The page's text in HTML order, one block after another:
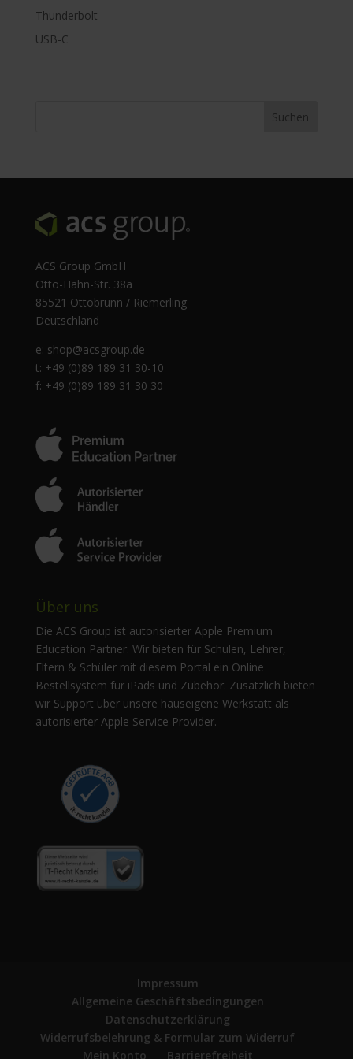
Thunderbolt
USB-C
ACS Group GmbH
Otto-Hahn-Str. 38a
85521 Ottobrunn / Riemerling
Deutschland
e: shop@acsgroup.de
t: +49 (0)89 189 31 30-10
f: +49 (0)89 189 31 30 30
Über uns
Die ACS Group ist autorisierter Apple Premium
Education Partner. Wir bieten für Schulen, Lehrer,
Eltern & Schüler mit diesem Portal ein Online
Bestellsystem für iPads und Zubehör. Zusätzlich bieten
wir Support über unsere hauseigene Werkstatt als
autorisierter Apple Service Provider.
Impressum
Allgemeine Geschäftsbedingungen
Datenschutzerklärung
Widerrufsbelehrung & Formular zum Widerruf
Mein Konto
Barrierefreiheit